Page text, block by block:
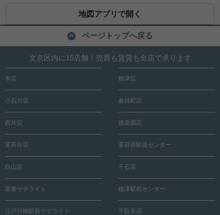
地図アプリで開く
ページトップへ戻る
文京区内に15店舗！売買も賃貸も全店で承ります
本店 根津店
小石川店 春日町店
西片店 後楽園店
茗荷谷店 茗荷谷駅前センター
白山店 千石店
富坂サテライト 根津駅前センター
江戸川橋駅前サテライト 千駄木店